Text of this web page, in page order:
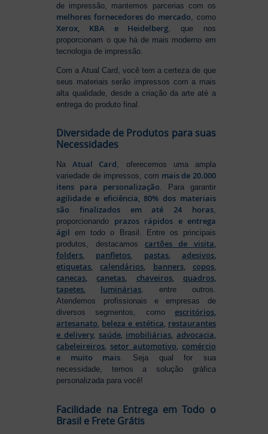
de impressão, mantemos parcerias com os
melhores fornecedores do mercado , como
Xerox, KBA e Heidelberg , que nos
proporcionam o que há de mais moderno em
tecnologia de impressão.
Com a Atual Card, você tem a certeza de que
seus materiais serão impressos com a mais
alta qualidade, desde a criação da arte até a
entrega do produto final.
Diversidade de Produtos para suas
Necessidades
NaAtual Card, oferecemos uma ampla
variedade de impressos, com mais de 20.000
itens para personalização. Para garantir
agilidade e eficiência, 80% dos materiais
são finalizados em até 24 horas,
proporcionando prazos rápidos e entrega
ágil em todo o Brasil. Entre os principais
produtos, destacamos cartões de visita,
folders, panfletos, pastas, adesivos,
etiquetas,calendários, banners, copos,
canecas,canetas, chaveiros, quadros,
tapetes, luminárias, entre outros.
Atendemos profissionais e empresas de
diversos segmentos, como escritórios,
artesanato, beleza e estética, restaurantes
e delivery, saúde, imobiliárias, advocacia,
cabeleireiros, setor automotivo, comércio
e muito mais. Seja qual for sua
necessidade, temos a solução gráfica
personalizada para você!
Facilidade na Entrega em Todo o
Brasil e Frete Grátis